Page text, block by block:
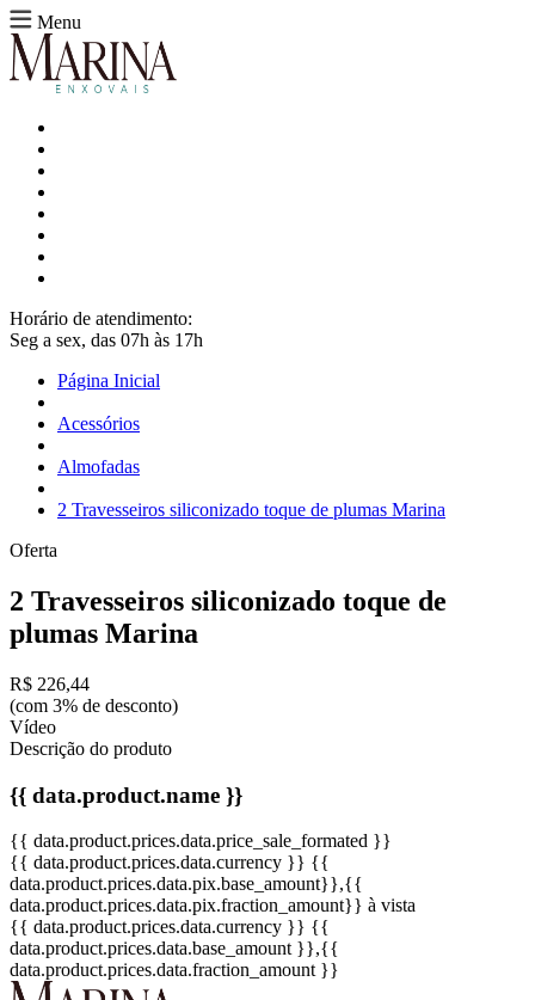
Menu
Horário de atendimento:
Seg a sex, das 07h às 17h
Página Inicial
Acessórios
Almofadas
2 Travesseiros siliconizado toque de plumas Marina
Oferta
2 Travesseiros siliconizado toque de
plumas Marina
R$ 226,44
(com 3% de desconto)
Vídeo
Descrição do produto
{{ data.product.name }}
{{ data.product.prices.data.price_sale_formated }}
{{ data.product.prices.data.currency }} {{
data.product.prices.data.pix.base_amount}},{{
data.product.prices.data.pix.fraction_amount}} à vista
{{ data.product.prices.data.currency }} {{
data.product.prices.data.base_amount }},{{
data.product.prices.data.fraction_amount }}